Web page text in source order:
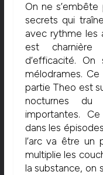
On ne
secrets qui
avec rythme les
est charnière
d’efficacité.
mélodrames.
partie Theo est
nocturnes
importantes.
dans les
l’arc va être un
multiplie les
la substance, on